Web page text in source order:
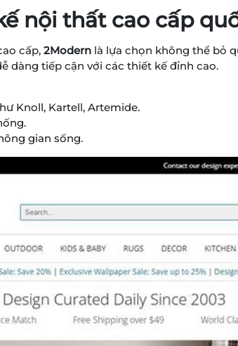
nội thất cao cấp
cấp, 2Modern là lựa chọn không thể bỏ
dàng tiếp cận với các thiết kế đỉnh cao.
Knoll, Kartell, Artemide.
gian sống.